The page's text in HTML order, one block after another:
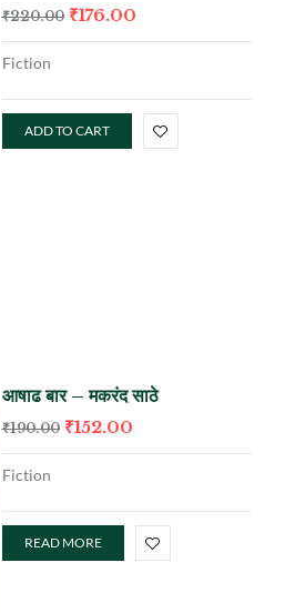
₹220.00 ₹176.00
Fiction
ADD TO CART
आषाढ बार – मकरंद साठे
₹190.00 ₹152.00
Fiction
READ MORE